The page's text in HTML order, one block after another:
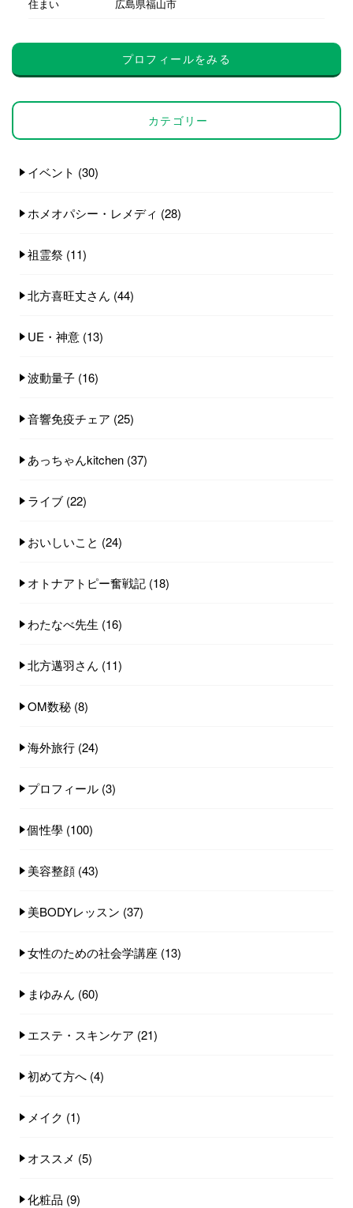
住まい 広島県福山市
プロフィールをみる
カテゴリー
イベント (30)
ホメオパシー・レメディ (28)
祖霊祭 (11)
北方喜旺丈さん (44)
UE・神意 (13)
波動量子 (16)
音響免疫チェア (25)
あっちゃんkitchen (37)
ライブ (22)
おいしいこと (24)
オトナアトピー奮戦記 (18)
わたなべ先生 (16)
北方邁羽さん (11)
OM数秘 (8)
海外旅行 (24)
プロフィール (3)
個性學 (100)
美容整顔 (43)
美BODYレッスン (37)
女性のための社会学講座 (13)
まゆみん (60)
エステ・スキンケア (21)
初めて方へ (4)
メイク (1)
オススメ (5)
化粧品 (9)